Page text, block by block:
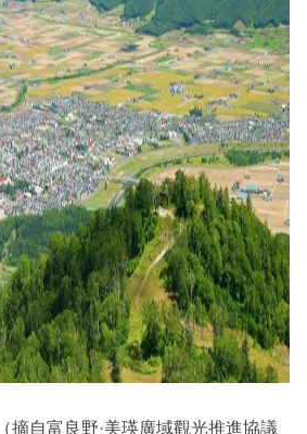
摘自富良野·美瑛廣域觀光推進協議